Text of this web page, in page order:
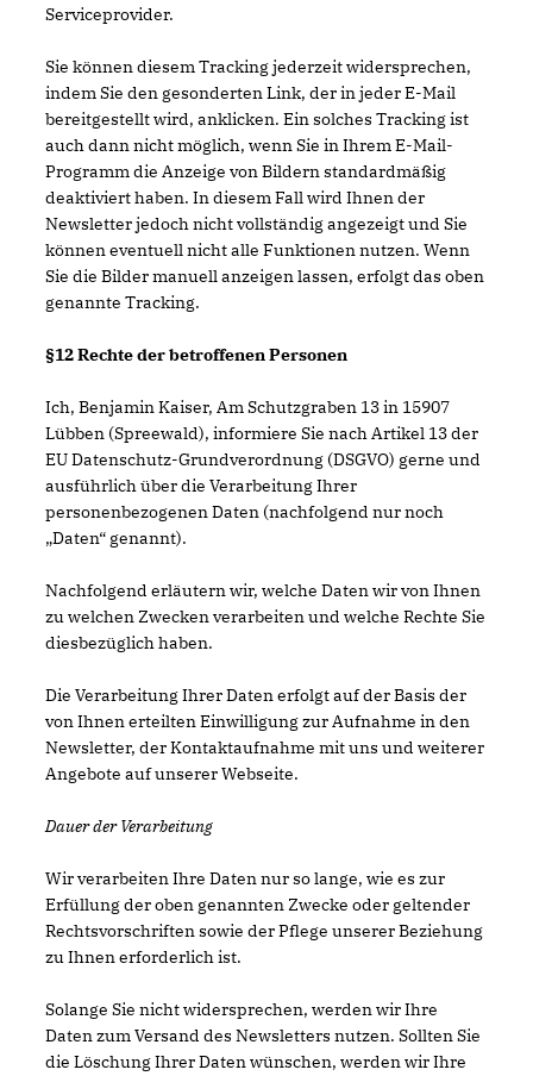
Serviceprovider.
Sie können diesem Tracking jederzeit widersprechen,
indem Sie den gesonderten Link, der in jeder E-Mail
bereitgestellt wird, anklicken. Ein solches Tracking ist
auch dann nicht möglich, wenn Sie in Ihrem E-Mail-
Programm die Anzeige von Bildern standardmäßig
deaktiviert haben. In diesem Fall wird Ihnen der
Newsletter jedoch nicht vollständig angezeigt und Sie
können eventuell nicht alle Funktionen nutzen. Wenn
Sie die Bilder manuell anzeigen lassen, erfolgt das oben
genannte Tracking.
§12 Rechte der betroffenen Personen
Ich, Benjamin Kaiser, Am Schutzgraben 13 in 15907
Lübben (Spreewald), informiere Sie nach Artikel 13 der
EU Datenschutz-Grundverordnung (DSGVO) gerne und
ausführlich über die Verarbeitung Ihrer
personenbezogenen Daten (nachfolgend nur noch
Daten“ genannt).
Nachfolgend erläutern wir, welche Daten wir von Ihnen
zu welchen Zwecken verarbeiten und welche Rechte Sie
diesbezüglich haben.
Die Verarbeitung Ihrer Daten erfolgt auf der Basis der
von Ihnen erteilten Einwilligung zur Aufnahme in den
Newsletter, der Kontaktaufnahme mit uns und weiterer
Angebote auf unserer Webseite.
Dauer der Verarbeitung
Wir verarbeiten Ihre Daten nur so lange, wie es zur
Erfüllung der oben genannten Zwecke oder geltender
Rechtsvorschriften sowie der Pflege unserer Beziehung
zu Ihnen erforderlich ist.
Solange Sie nicht widersprechen, werden wir Ihre
Daten zum Versand des Newsletters nutzen. Sollten Sie
die Löschung Ihrer Daten wünschen, werden wir Ihre